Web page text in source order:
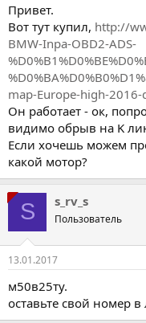
Привет.
Вот тут купил, http://
BMW-Inpa-OBD2-ADS-
map-Europe-high-2016-
Он работает - ок,
видимо обрыв на K
Если хочешь можем
какой мотор?
S s_rv_s
Пользователь
13.01.2017
м50в25ту.
оставьте свой номер